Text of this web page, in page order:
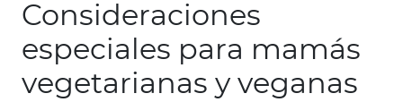
Consideraciones
especiales para mamás
vegetarianas y veganas